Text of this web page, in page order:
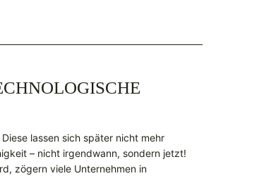
lassen sich später nicht mehr
– nicht irgendwann, sondern jetzt!
zögern viele Unternehmen in